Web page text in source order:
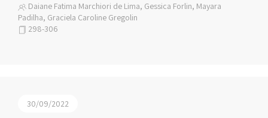
Daiane Fatima Marchiori de Lima, Gessica Forlin, Mayara
Padilha, Graciela Caroline Gregolin
298-306
30/09/2022